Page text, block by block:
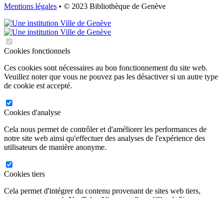
Mentions légales • © 2023 Bibliothèque de Genève
Cookies fonctionnels
Ces cookies sont nécessaires au bon fonctionnement du site web.
Veuillez noter que vous ne pouvez pas les désactiver si un autre type
de cookie est accepté.
Cookies d'analyse
Cela nous permet de contrôler et d'améliorer les performances de
notre site web ainsi qu'effectuer des analyses de l'expérience des
utilisateurs de manière anonyme.
Cookies tiers
Cela permet d'intégrer du contenu provenant de sites web tiers,